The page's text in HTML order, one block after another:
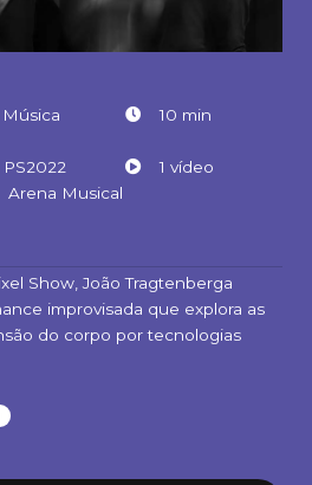
Música 10 min
PS2022
1 vídeo
Arena Musical
Show, João Tragtenberga
improvisada que explora as
do corpo por tecnologias